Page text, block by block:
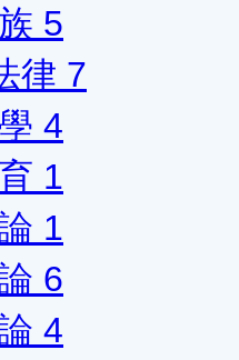
5
律 7
4
1
1
6
4